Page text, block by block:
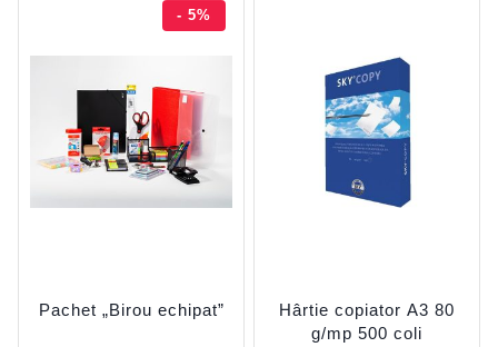
- 5%
Pachet „Birou echipat”
Hârtie copiator A3 80
g/mp 500 coli